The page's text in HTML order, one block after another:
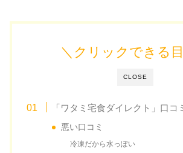
CLOSE
＼クリックできる
「ワタミ宅食ダイレクト」口コ
悪い口コミ
冷凍だから水っぽい